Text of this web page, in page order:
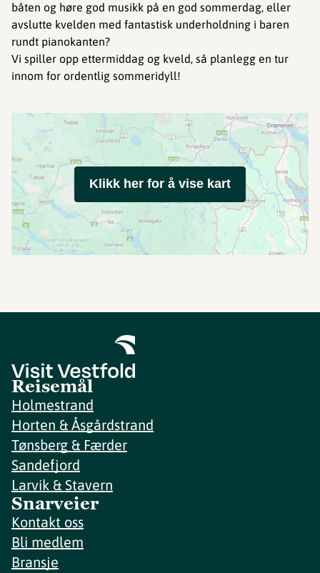
båten og høre god musikk på en god sommerdag, eller
avslutte kvelden med fantastisk underholdning i baren
rundt pianokanten?
Vi spiller opp ettermiddag og kveld, så planlegg en tur
innom for ordentlig sommeridyll!
Klikk her for å vise kart
Reisemål
Holmestrand
Horten & Åsgårdstrand
Tønsberg & Færder
Sandefjord
Larvik & Stavern
Snarveier
Kontakt oss
Bli medlem
Bransje